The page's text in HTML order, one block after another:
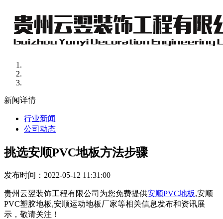
新闻详情
行业新闻
公司动态
挑选安顺PVC地板方法步骤
发布时间：2022-05-12 11:31:00
贵州云翌装饰工程有限公司为您免费提供安顺PVC地板,安顺
PVC塑胶地板,安顺运动地板厂家等相关信息发布和资讯展
示，敬请关注！